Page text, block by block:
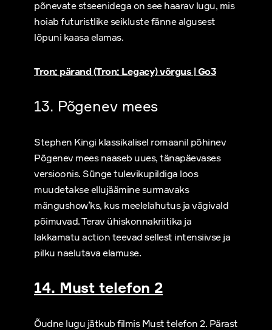
põnevate stseenidega on see haarav lugu, mis
hoiab futuristlike seikluste fänne algusest
lõpuni kaasa elamas.
Tron: pärand (Tron: Legacy) võrgus | Go3
13. Põgenev mees
Stephen Kingi klassikalisel romaanil põhinev
Põgenev mees naaseb uues, tänapäevases
versioonis. Sünge tulevikupildiga loos
muudetakse ellujäämine surmavaks
mängushow’ks, kus meelelahutus ja vägivald
põimuvad. Terav ühiskonnakriitika ja
lakkamatu action teevad sellest intensiivse ja
pilku naelutava elamuse.
14. Must telefon 2
Õudne lugu jätkub filmis Must telefon 2. Pärast